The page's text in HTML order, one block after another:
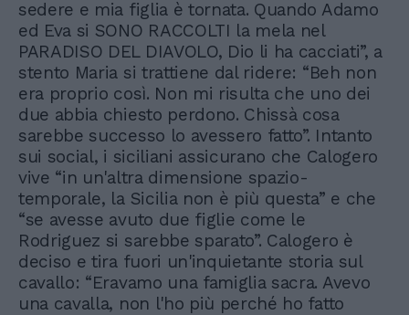
sedere e mia figlia è tornata. Quando Adamo
ed Eva si SONO RACCOLTI la mela nel
PARADISO DEL DIAVOLO, Dio li ha cacciati”, a
stento Maria si trattiene dal ridere: “Beh non
era proprio così. Non mi risulta che uno dei
due abbia chiesto perdono. Chissà cosa
sarebbe successo lo avessero fatto”. Intanto
sui social, i siciliani assicurano che Calogero
vive “in un'altra dimensione spazio-
temporale, la Sicilia non è più questa” e che
“se avesse avuto due figlie come le
Rodriguez si sarebbe sparato”. Calogero è
deciso e tira fuori un'inquietante storia sul
cavallo: “Eravamo una famiglia sacra. Avevo
una cavalla, non l'ho più perché ho fatto